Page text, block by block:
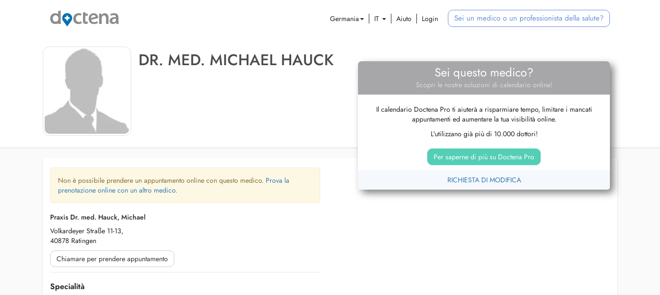
Germania IT Aiuto Login Sei un medico o un professionista della salute?
DR. MED. MICHAEL HAUCK
Sei questo medico?
Scopri le nostre soluzioni di calendario online!
Il calendario Doctena Pro ti aiuterà a risparmiare tempo, limitare i mancati
appuntamenti ed aumentare la tua visibilità online.
L'utilizzano già più di 10.000 dottori!
Per saperne di più su Doctena Pro
RICHIESTA DI MODIFICA
Non è possibile prendere un appuntamento online con questo medico. Prova la
prenotazione online con un altro medico.
Praxis Dr. med. Hauck, Michael
Volkardeyer Straße 11-13,
40878 Ratingen
Chiamare per prendere appuntamento
Specialità